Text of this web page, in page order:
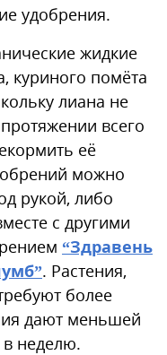
удобрения.
жидкие
куриного помёта
лиана не
всего
её
можно
рукой, либо
с другими
“Здравень
. Растения,
более
дают меньшей
неделю.